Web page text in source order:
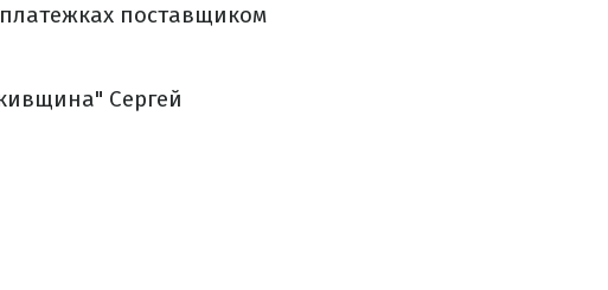
поставщиком
Сергей